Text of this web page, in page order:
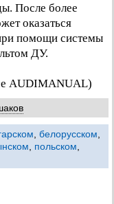
После более
оказаться
помощи системы
ДУ.
AUDIMANUAL)
белорусском
польском